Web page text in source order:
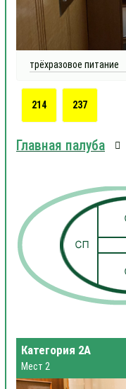
трёхразовое питание
214 237
Главная палуба
Категория 2А
Мест 2